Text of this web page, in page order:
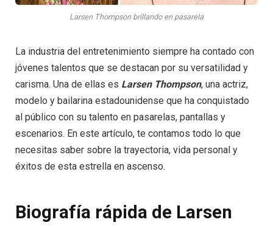
Larsen Thompson brillando en pasarela
La industria del entretenimiento siempre ha contado con
jóvenes talentos que se destacan por su versatilidad y
carisma. Una de ellas es Larsen Thompson, una actriz,
modelo y bailarina estadounidense que ha conquistado
al público con su talento en pasarelas, pantallas y
escenarios. En este artículo, te contamos todo lo que
necesitas saber sobre la trayectoria, vida personal y
éxitos de esta estrella en ascenso.
Biografía rápida de Larsen